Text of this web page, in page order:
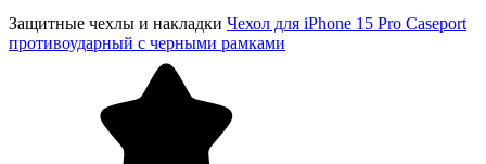
Защитные чехлы и накладки Чехол для iPhone 15 Pro Caseport
противоударный с черными рамками